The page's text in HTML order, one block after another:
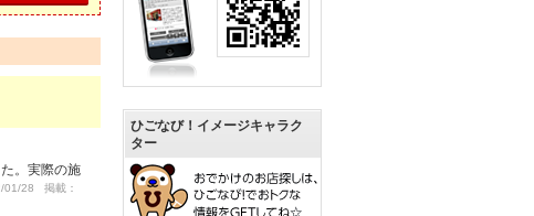
。実際の施
01/28 掲載：
ひごなび！イメージキャラク
ター